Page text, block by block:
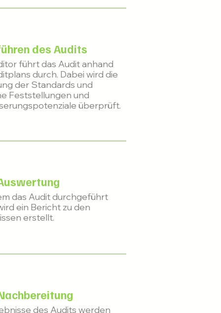
des Audits
führt das Audit anhand
durch. Dabei wird die
der Standards und
Feststellungen und
überprüft.
das Audit durchgeführt
ein Bericht zu den
erstellt.
des Audits werden